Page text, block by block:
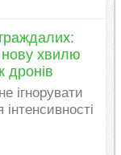
хвилю
дронів
ігнорувати
інтенсивності